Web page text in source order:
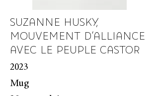
SUZANNE HUSKY,
MOUVEMENT D'ALLIANCE
AVEC LE PEUPLE CASTOR
2023
Mug